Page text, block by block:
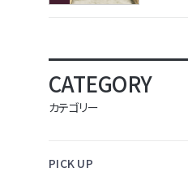
CATEGORY
カテゴリー
PICK UP